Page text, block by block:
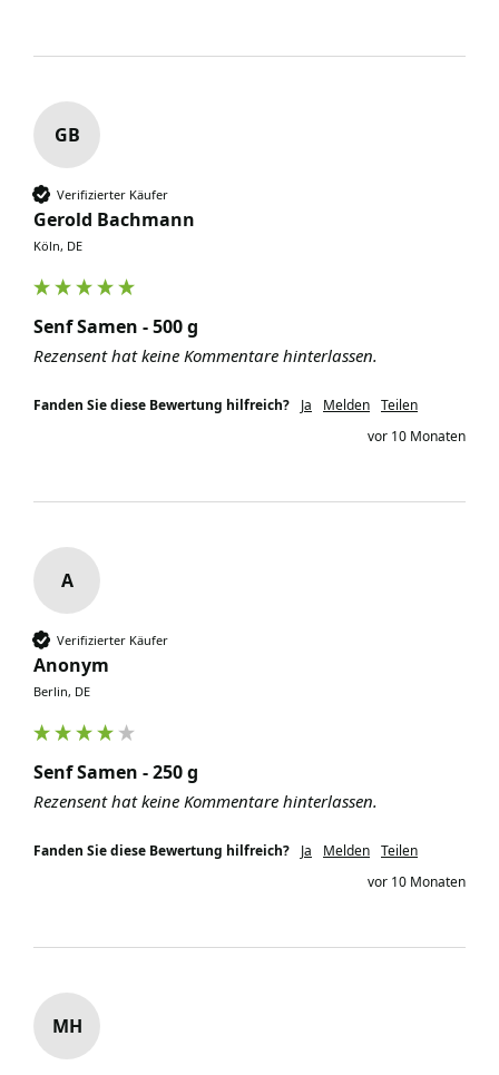
GB
Verifizierter Käufer
Gerold Bachmann
Köln, DE
Senf Samen - 500 g
Rezensent hat keine Kommentare hinterlassen.
Fanden Sie diese Bewertung hilfreich? Ja Melden Teilen
vor 10 Monaten
A
Verifizierter Käufer
Anonym
Berlin, DE
Senf Samen - 250 g
Rezensent hat keine Kommentare hinterlassen.
Fanden Sie diese Bewertung hilfreich? Ja Melden Teilen
vor 10 Monaten
MH